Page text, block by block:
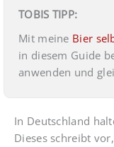
TOBIS TIPP:
Mit meine Bier
in diesem Guide
anwenden und
In Deutschland
Dieses schreibt